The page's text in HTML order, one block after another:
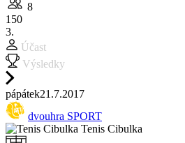
8
150
3.
Účast
Výsledky
pápátek21.7.2017
dvouhra SPORT
Tenis Cibulka